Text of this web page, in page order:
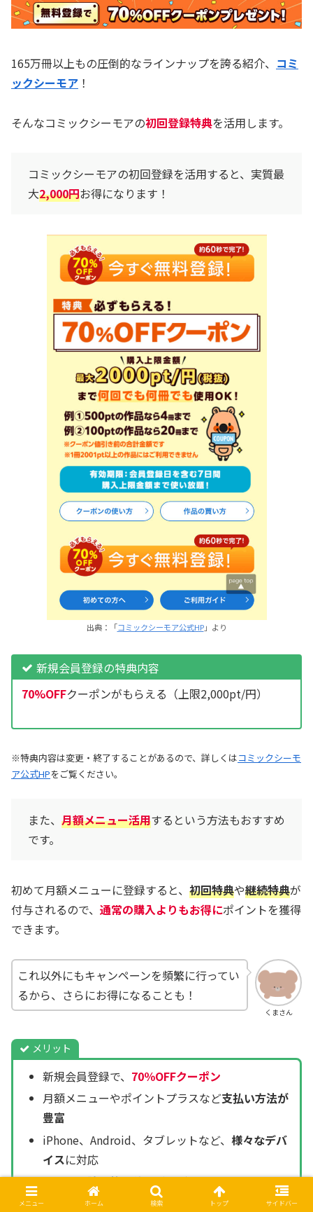
165万冊以上もの圧倒的なラインナップを誇る紹介、 コミ
ックシーモア ！
そんなコミックシーモアの初回登録特典を活用します。
コミックシーモアの初回登録を活用すると、実質最
大2,000円お得になります！
出典：「コミックシーモア公式HP」より
新規会員登録の特典内容
70%OFFクーポンがもらえる（上限2,000pt/円）
※特典内容は変更・終了することがあるので、詳しくはコミックシーモ
ア公式HPをご覧ください。
また、 月額メニュー活用するという方法もおすすめ
です。
初めて月額メニューに登録すると、 初回特典や継続特典が
付与されるので、 通常の購入よりもお得にポイントを獲得
できます。
くまさん
これ以外にもキャンペーンを頻繁に行ってい
るから、さらにお得になることも！
メリット
新規会員登録で、 70％OFFクーポン
月額メニューやポイントプラスなど支払い方法が
豊富
iPhone、Android、タブレットなど、 様々なデバ
イスに対応
オトクな読み放題サービスがある
メニュー ホーム 検索 トップ サイドバー